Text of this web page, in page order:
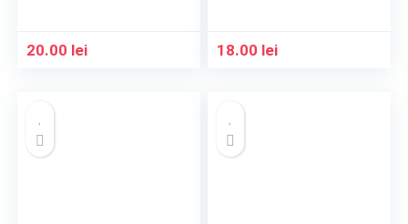
20.00 lei 18.00 lei